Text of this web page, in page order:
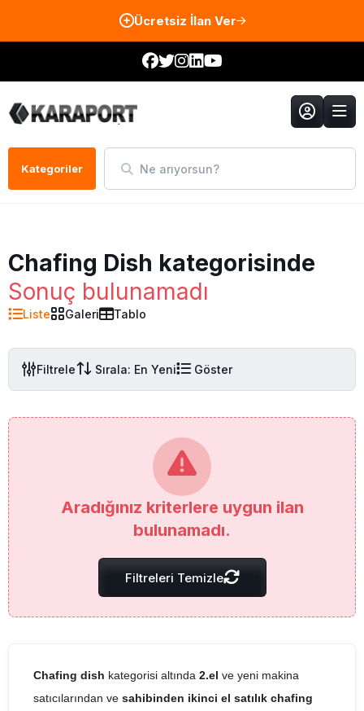
Ücretsiz İlan Ver
Kategoriler Ne arıyorsun?
Chafing Dish kategorisinde
Sonuç bulunamadı
Liste Galeri Tablo
Filtrele Sırala: En Yeni Göster
Aradığınız kriterlere uygun ilan
bulunamadı.
Filtreleri Temizle
Chafing dish kategorisi altında 2.el ve yeni makina
satıcılarından ve sahibinden ikinci el satılık chafing